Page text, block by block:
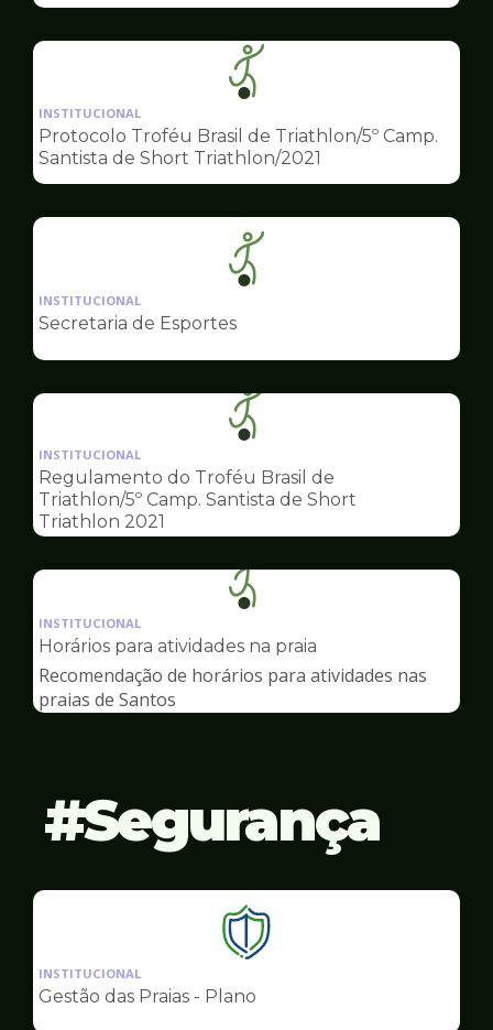
Esportes
Ilustração
da
pagina
de
Esportes
INSTITUCIONAL
Protocolo Troféu Brasil de Triathlon/5º Camp.
Santista de Short Triathlon/2021
Ilustração
da
Esportes
INSTITUCIONAL
Secretaria de Esportes
Ilustração
da
pagina
de
INSTITUCIONAL
Regulamento do Troféu Brasil de
Triathlon/5º Camp. Santista de Short
Triathlon 2021
Ilustração
da
pagina
Esportes
INSTITUCIONAL
Horários para atividades na praia
Recomendação de horários para atividades nas
praias de Santos
Segurança
Ilustração
da
pagina
INSTITUCIONAL
Gestão das Praias - Plano